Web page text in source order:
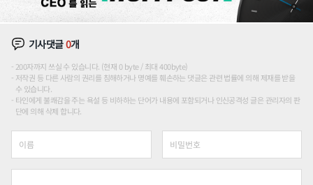
기사댓글0개
200자까지 쓰실 수 있습니다. (현재 0 byte / 최대 400byte)
저작권 등 다른 사람의 권리를 침해하거나 명예를 훼손하는 댓글은 관련 법률에 의해 제재를 받을
수 있습니다.
타인에게 불쾌감을 주는 욕설 등 비하하는 단어가 내용에 포함되거나 인신공격성 글은 관리자의 판
단에 의해 삭제 합니다.